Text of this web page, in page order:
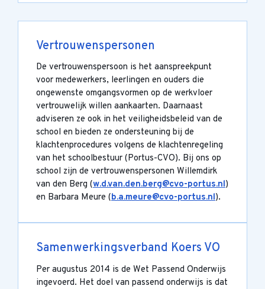
Vertrouwenspersonen
De vertrouwenspersoon is het aanspreekpunt
voor medewerkers, leerlingen en ouders die
ongewenste omgangsvormen op de werkvloer
vertrouwelijk willen aankaarten. Daarnaast
adviseren ze ook in het veiligheidsbeleid van de
school en bieden ze ondersteuning bij de
klachtenprocedures volgens de klachtenregeling
van het schoolbestuur (Portus-CVO). Bij ons op
school zijn de vertrouwenspersonen Willemdirk
van den Berg (w.d.van.den.berg@cvo-portus.nl)
en Barbara Meure (b.a.meure@cvo-portus.nl).
Samenwerkingsverband Koers VO
Per augustus 2014 is de Wet Passend Onderwijs
ingevoerd. Het doel van passend onderwijs is dat